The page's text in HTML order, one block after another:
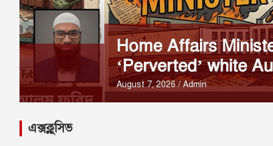
Home Affairs Minister Torches
‘Perverted’ white Australia
August 7, 2026 Admin
এক্সক্লুসিভ